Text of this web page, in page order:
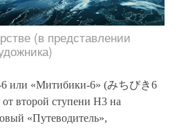
(в представлении
или «Митибики-6» (みちびき6
второй ступени H3 на
«Путеводитель»,